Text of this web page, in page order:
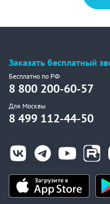
Заказать бесплатный
Бесплатно по РФ
8 800 200-60-57
Для Москвы
8 499 112-44-50